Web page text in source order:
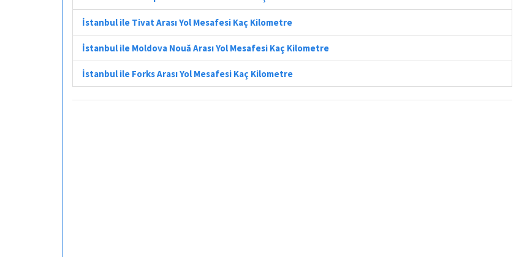
İstanbul ile Tivat Arası Yol Mesafesi Kaç Kilometre
İstanbul ile Moldova Nouă Arası Yol Mesafesi Kaç Kilometre
İstanbul ile Forks Arası Yol Mesafesi Kaç Kilometre